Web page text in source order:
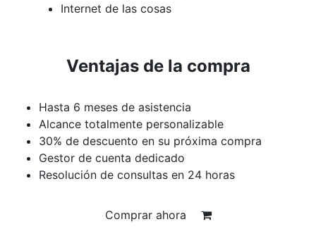
Internet de las cosas
Ventajas de la compra
Hasta 6 meses de asistencia
Alcance totalmente personalizable
30% de descuento en su próxima compra
Gestor de cuenta dedicado
Resolución de consultas en 24 horas
Comprar ahora